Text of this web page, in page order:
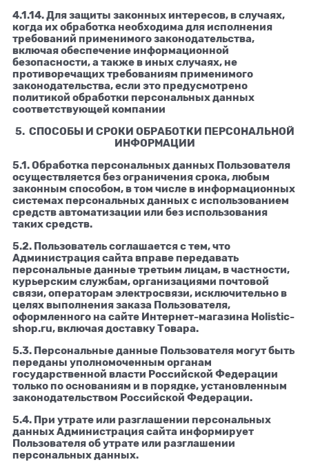
4.1.14. Для защиты законных интересов, в случаях,
когда их обработка необходима для исполнения
требований применимого законодательства,
включая обеспечение информационной
безопасности, а также в иных случаях, не
противоречащих требованиям применимого
законодательства, если это предусмотрено
политикой обработки персональных данных
соответствующей компании
5. СПОСОБЫ И СРОКИ ОБРАБОТКИ ПЕРСОНАЛЬНОЙ
ИНФОРМАЦИИ
5.1. Обработка персональных данных Пользователя
осуществляется без ограничения срока, любым
законным способом, в том числе в информационных
системах персональных данных с использованием
средств автоматизации или без использования
таких средств.
5.2. Пользователь соглашается с тем, что
Администрация сайта вправе передавать
персональные данные третьим лицам, в частности,
курьерским службам, организациями почтовой
связи, операторам электросвязи, исключительно в
целях выполнения заказа Пользователя,
оформленного на сайте Интернет-магазина Holistic-
shop.ru, включая доставку Товара.
5.3. Персональные данные Пользователя могут быть
переданы уполномоченным органам
государственной власти Российской Федерации
только по основаниям и в порядке, установленным
законодательством Российской Федерации.
5.4. При утрате или разглашении персональных
данных Администрация сайта информирует
Пользователя об утрате или разглашении
персональных данных.